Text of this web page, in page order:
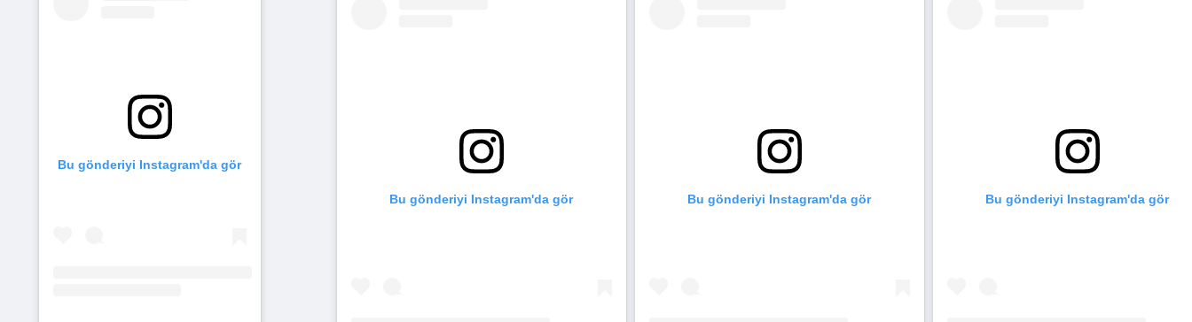
Bu gönderiyi Instagram'da gör
Bu gönderiyi Instagram'da gör Bu gönderiyi Instagram'da gör Bu gönderiyi Instagram'da gör